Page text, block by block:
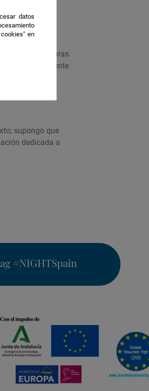
de obras
tecnológicamente
supongo que
dedicada a
#NIGHTSpain
datos
en